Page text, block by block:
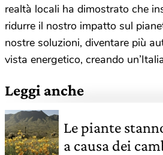
realtà locali ha dimostrato che
ridurre il nostro impatto sul
nostre soluzioni, diventare più
vista energetico, creando
Leggi anche
Le piante
a causa dei